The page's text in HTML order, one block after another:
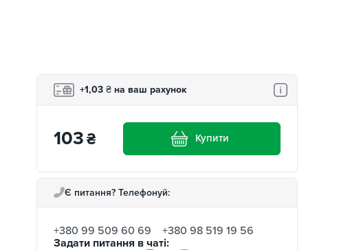
+1,03 ₴ на ваш рахунок
103₴ Купити
Є питання? Телефонуй:
+380 99 509 60 69
+380 98 519 19 56
Задати питання в чаті: